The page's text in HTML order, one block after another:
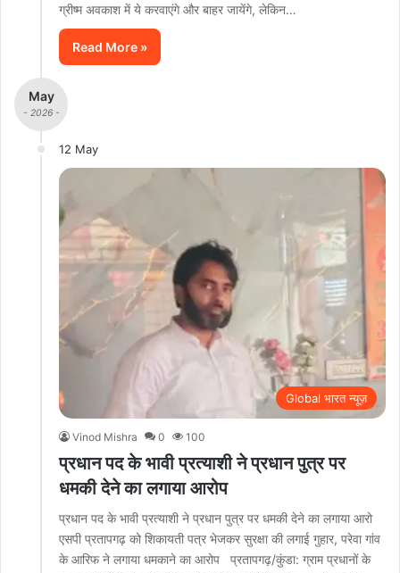
ग्रीष्म अवकाश में ये करवाएंगे और बाहर जायेंगे, लेकिन…
Read More »
May
- 2026 -
12 May
Global भारत न्यूज़
Vinod Mishra 0 100
प्रधान पद के भावी प्रत्याशी ने प्रधान पुत्र पर
धमकी देने का लगाया आरोप
प्रधान पद के भावी प्रत्याशी ने प्रधान पुत्र पर धमकी देने का लगाया आरो
एसपी प्रतापगढ़ को शिकायती पत्र भेजकर सुरक्षा की लगाई गुहार, परेवा गांव
के आरिफ ने लगाया धमकाने का आरोप प्रतापगढ़/कुंडा: ग्राम प्रधानों के